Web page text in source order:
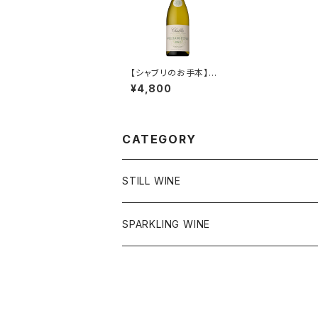
【シャブリのお手本】ウィ
リアム・フェーブル シ
ャブリ
¥4,800
CATEGORY
STILL WINE
チリ
SPARKLING WINE